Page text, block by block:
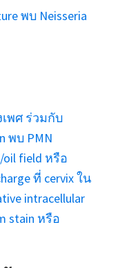
พบ Neisseria
พศ ร่วมกับ
พบ PMN
field หรือ
ที่ cervix ใน
intracellular
stain หรือ